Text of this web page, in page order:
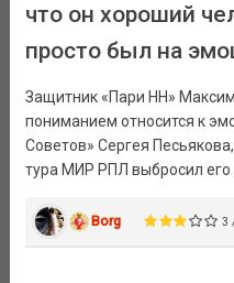
что он хороший
просто был на
Защитник «Пари НН»
пониманием относится к
Советов» Сергея
тура МИР РПЛ выбросил его ...
Borg 3